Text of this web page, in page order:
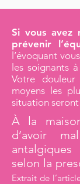
Si vous avez
prévenir
l’évoquant
les soignants
Votre
moyens les
situation
À la
d’avoir
selon la
Extrait de